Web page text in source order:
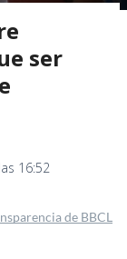
ser
16:52
de BBCL